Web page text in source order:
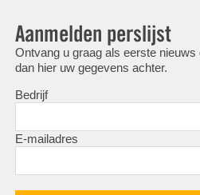
Aanmelden perslijst
Ontvang u graag als eerste
dan hier uw gegevens achter.
Bedrijf
E-mailadres